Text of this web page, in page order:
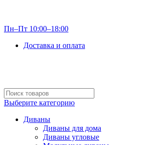
Пн–Пт 10:00–18:00
Доставка и оплата
Выберите категорию
Диваны
Диваны для дома
Диваны угловые